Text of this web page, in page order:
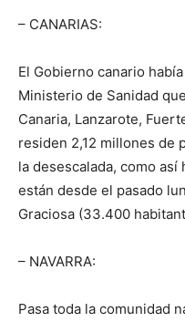
– CANARIAS:
El Gobierno canario
Ministerio de Sanidad
Canaria, Lanzarote,
residen 2,12 millones de
la desescalada, como así
están desde el pasado
Graciosa (33.400
– NAVARRA:
Pasa toda la comunidad